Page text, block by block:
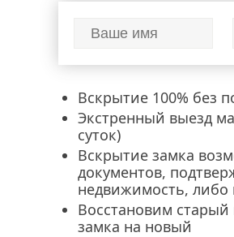
Вскрытие 100% без
Экстренный выезд
суток)
Вскрытие замка
документов,
недвижимость, либо
Восстановим
замка на новый